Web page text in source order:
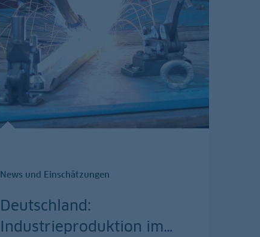
News und Einschätzungen
Deutschland:
Industrieproduktion im…